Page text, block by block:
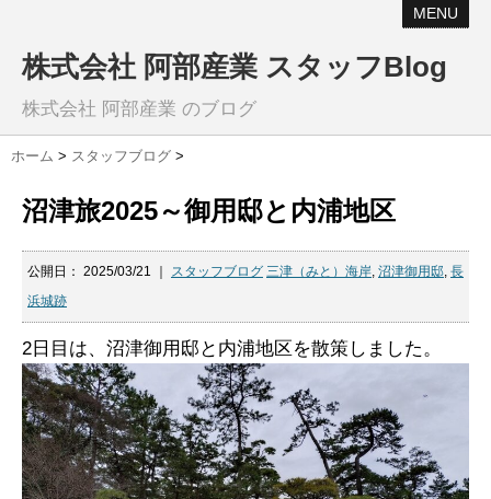
MENU
株式会社 阿部産業 スタッフBlog
株式会社 阿部産業 のブログ
ホーム > スタッフブログ >
沼津旅2025～御用邸と内浦地区
公開日： 2025/03/21 スタッフブログ 三津（みと）海岸, 沼津御用邸, 長
浜城跡
2日目は、沼津御用邸と内浦地区を散策しました。